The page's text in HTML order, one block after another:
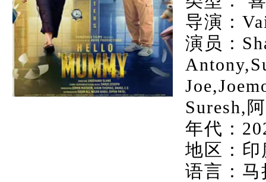
导演：
演员：
Suresh,
年代：
地区：印
语言：